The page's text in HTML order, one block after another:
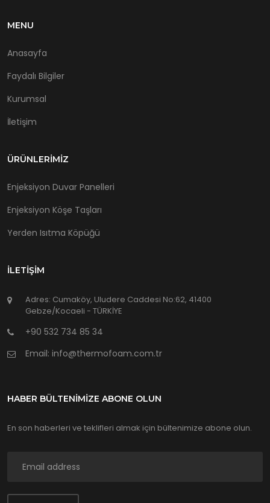
MENU
Anasayfa
Faydalı Bilgiler
Kurumsal
İletişim
ÜRÜNLERIMIZ
Enjeksiyon Duvar Panelleri
Enjeksiyon Köşe Taşları
Yerden Isıtma Köpüğü
İLETIŞIM
Adres: Cumaköy, Uludere Caddesi No:62, 41400
Gebze/Kocaeli - TÜRKİYE
+90 532 734 85 34
Email: info@thermofoam.com.tr
HABER BÜLTENİMİZE ABONE OLUN
En son haberleri ve teklifleri almak için bültenimize abone olun.